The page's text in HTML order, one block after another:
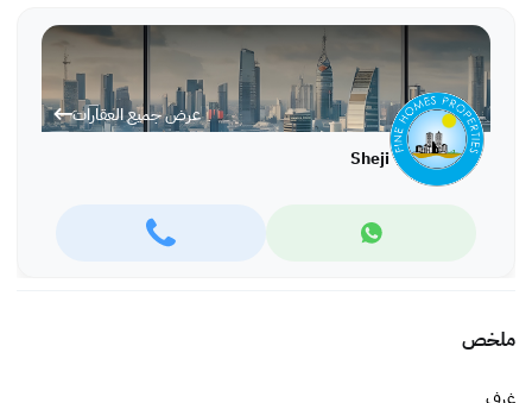
عرض جميع العقارات
Sheji
ملخص